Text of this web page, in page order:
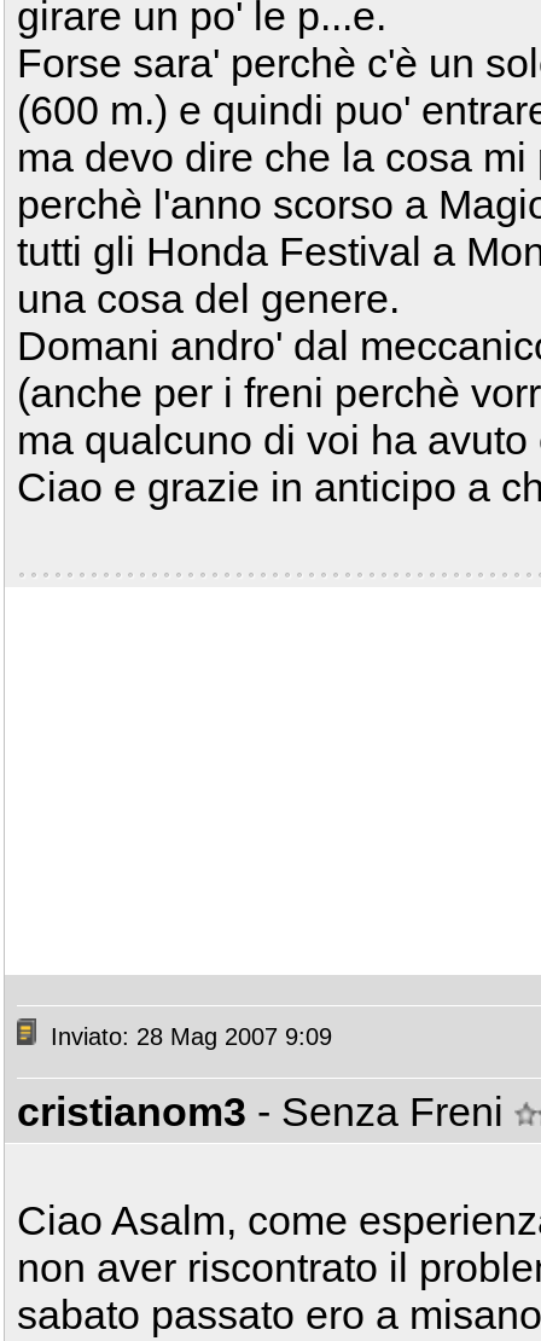
girare un po' le p...e.
Forse sara' perchè c'è un
(600 m.) e quindi puo'
ma devo dire che la cosa
perchè l'anno scorso a
tutti gli Honda Festival a
una cosa del genere.
Domani andro' dal
(anche per i freni perchè
ma qualcuno di voi ha
Ciao e grazie in anticipo a
Inviato: 28 Mag 2007 9:09
cristianom3 - Senza Freni
Ciao Asalm, come
non aver riscontrato il
sabato passato ero a